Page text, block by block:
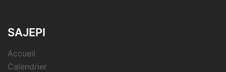
SAJEPI
Accueil
Calendrier